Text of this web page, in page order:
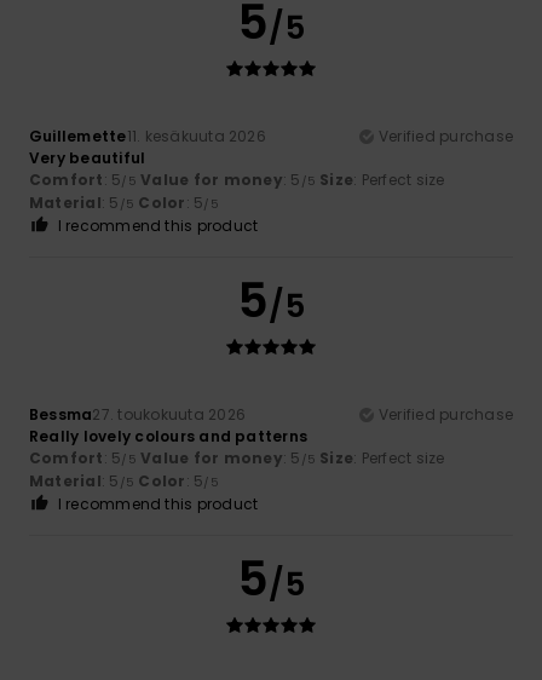
5/5
Guillemette11. kesäkuuta 2026
Verified purchase
Very beautiful
Comfort: 5/5 Value for money: 5 /5 Size: Perfect size
Material: 5 /5 Color: 5/5
I recommend this product
5/5
Bessma27. toukokuuta 2026
Verified purchase
Really lovely colours and patterns
Comfort: 5/5 Value for money: 5 /5 Size: Perfect size
Material: 5 /5 Color: 5/5
I recommend this product
5/5